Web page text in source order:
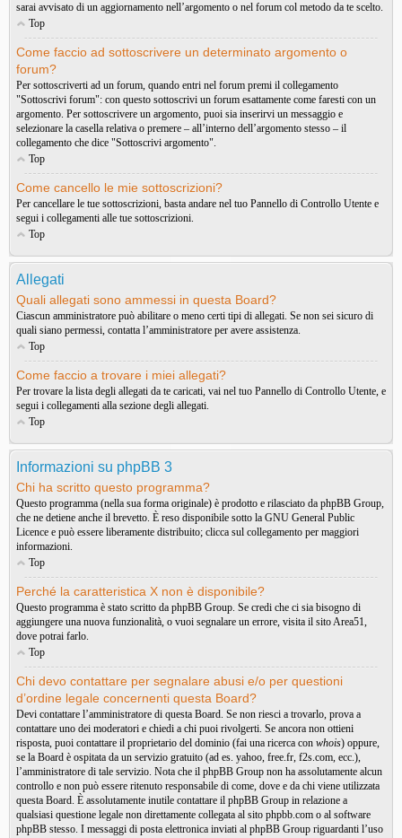
sarai avvisato di un aggiornamento nell’argomento o nel forum col metodo da te scelto.
Top
Come faccio ad sottoscrivere un determinato argomento o
forum?
Per sottoscriverti ad un forum, quando entri nel forum premi il collegamento
"Sottoscrivi forum": con questo sottoscrivi un forum esattamente come faresti con un
argomento. Per sottoscrivere un argomento, puoi sia inserirvi un messaggio e
selezionare la casella relativa o premere – all’interno dell’argomento stesso – il
collegamento che dice "Sottoscrivi argomento".
Top
Come cancello le mie sottoscrizioni?
Per cancellare le tue sottoscrizioni, basta andare nel tuo Pannello di Controllo Utente e
segui i collegamenti alle tue sottoscrizioni.
Top
Allegati
Quali allegati sono ammessi in questa Board?
Ciascun amministratore può abilitare o meno certi tipi di allegati. Se non sei sicuro di
quali siano permessi, contatta l’amministratore per avere assistenza.
Top
Come faccio a trovare i miei allegati?
Per trovare la lista degli allegati da te caricati, vai nel tuo Pannello di Controllo Utente, e
segui i collegamenti alla sezione degli allegati.
Top
Informazioni su phpBB 3
Chi ha scritto questo programma?
Questo programma (nella sua forma originale) è prodotto e rilasciato da phpBB Group,
che ne detiene anche il brevetto. È reso disponibile sotto la GNU General Public
Licence e può essere liberamente distribuito; clicca sul collegamento per maggiori
informazioni.
Top
Perché la caratteristica X non è disponibile?
Questo programma è stato scritto da phpBB Group. Se credi che ci sia bisogno di
aggiungere una nuova funzionalità, o vuoi segnalare un errore, visita il sitoArea51,
dove potrai farlo.
Top
Chi devo contattare per segnalare abusi e/o per questioni
d’ordine legale concernenti questa Board?
Devi contattare l’amministratore di questa Board. Se non riesci a trovarlo, prova a
contattare uno dei moderatori e chiedi a chi puoi rivolgerti. Se ancora non ottieni
risposta, puoi contattare il proprietario del dominio (fai una ricerca con whois) oppure,
se la Board è ospitata da un servizio gratuito (ad es. yahoo, free.fr, f2s.com, ecc.),
l’amministratore di tale servizio. Nota che il phpBB Group non ha assolutamente alcun
controllo e non può essere ritenuto responsabile di come, dove e da chi viene utilizzata
questa Board. È assolutamente inutile contattare il phpBB Group in relazione a
qualsiasi questione legale non direttamente collegata al sito phpbb.com o al software
phpBB stesso. I messaggi di posta elettronica inviati al phpBB Group riguardanti l’uso